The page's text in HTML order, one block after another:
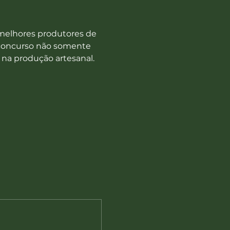
produtores de
não somente
produção artesanal.